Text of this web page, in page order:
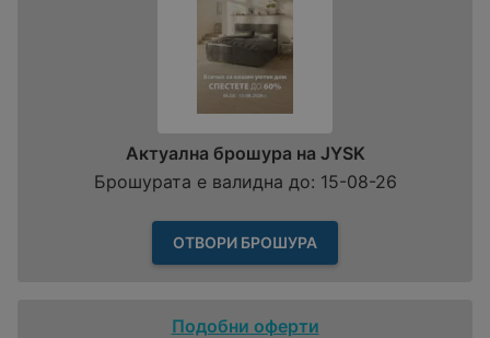
Актуална брошура на JYSK
Брошурата е валидна до: 15-08-26
ОТВОРИ БРОШУРА
Подобни оферти